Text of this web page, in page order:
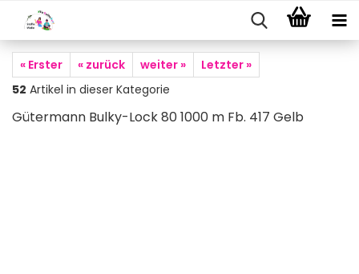
« Erster « zurück weiter »
Letzter »
52 Artikel in dieser Kategorie
Gütermann Bulky-Lock 80 1000 m Fb. 417 Gelb